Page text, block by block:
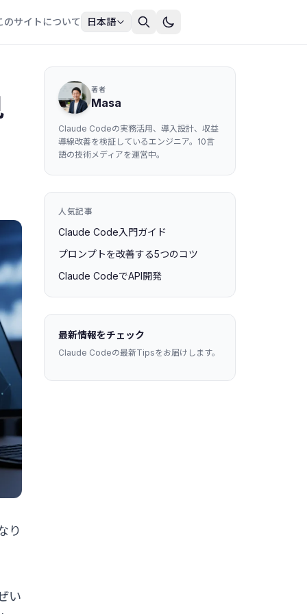
のサイトについて 日本語
り
い
著者
Masa
Claude Codeの実務活用、導入設計、収益
導線改善を検証しているエンジニア。10言
語の技術メディアを運営中。
人気記事
Claude Code入門ガイド
プロンプトを改善する5つのコツ
Claude CodeでAPI開発
最新情報をチェック
Claude Codeの最新Tipsをお届けします。